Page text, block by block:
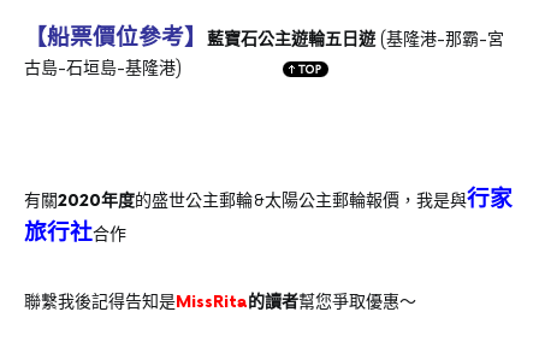
【船票價位參考】 藍寶石公主遊輪五日遊 (基隆港-那霸-宮
古島-石垣島-基隆港)
有關2020年度的盛世公主郵輪&太陽公主郵輪報價，我是與行家
旅行社合作
聯繫我後記得告知是MissRita的讀者幫您爭取優惠～